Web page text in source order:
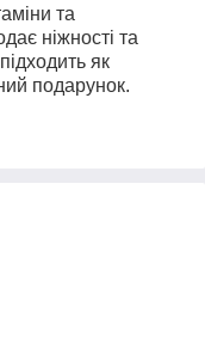
та
ніжності та
як
подарунок.